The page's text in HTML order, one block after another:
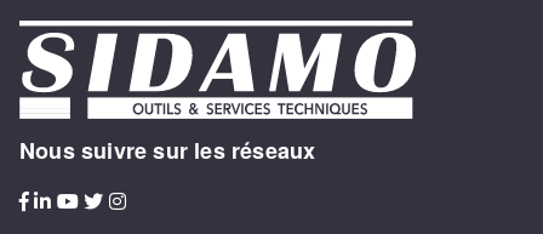
Nous suivre sur les réseaux